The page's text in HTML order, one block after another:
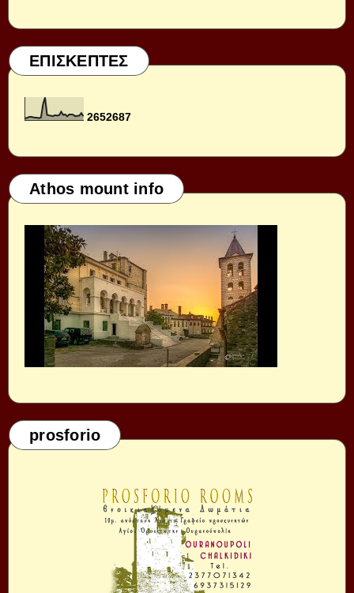
ΕΠΙΣΚΕΠΤΕΣ
2652687
Athos mount info
prosforio